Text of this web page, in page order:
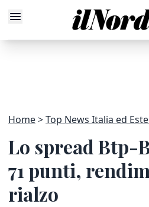
Home Top News Italia ed
Lo spread Btp-
71 punti,
rialzo